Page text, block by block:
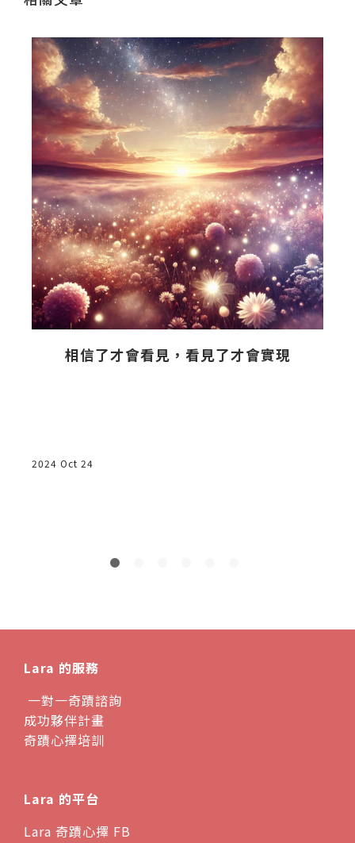
相信了才會看見，看見了才會實現
2024 Oct 24
Lara 的服務
一對一奇蹟諮詢
成功夥伴計畫
奇蹟心擇培訓
Lara 的平台
Lara 奇蹟心擇 FB